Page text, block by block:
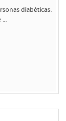
diabéticas.
...